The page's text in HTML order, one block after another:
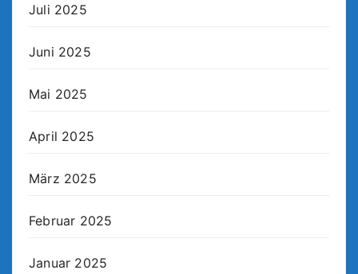
Juli 2025
Juni 2025
Mai 2025
April 2025
März 2025
Februar 2025
Januar 2025